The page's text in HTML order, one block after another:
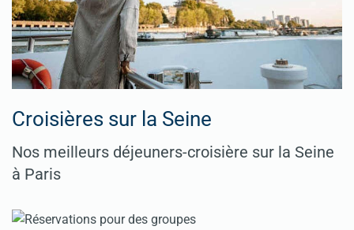
Croisières sur la Seine
Nos meilleurs déjeuners-croisière sur la Seine
à Paris